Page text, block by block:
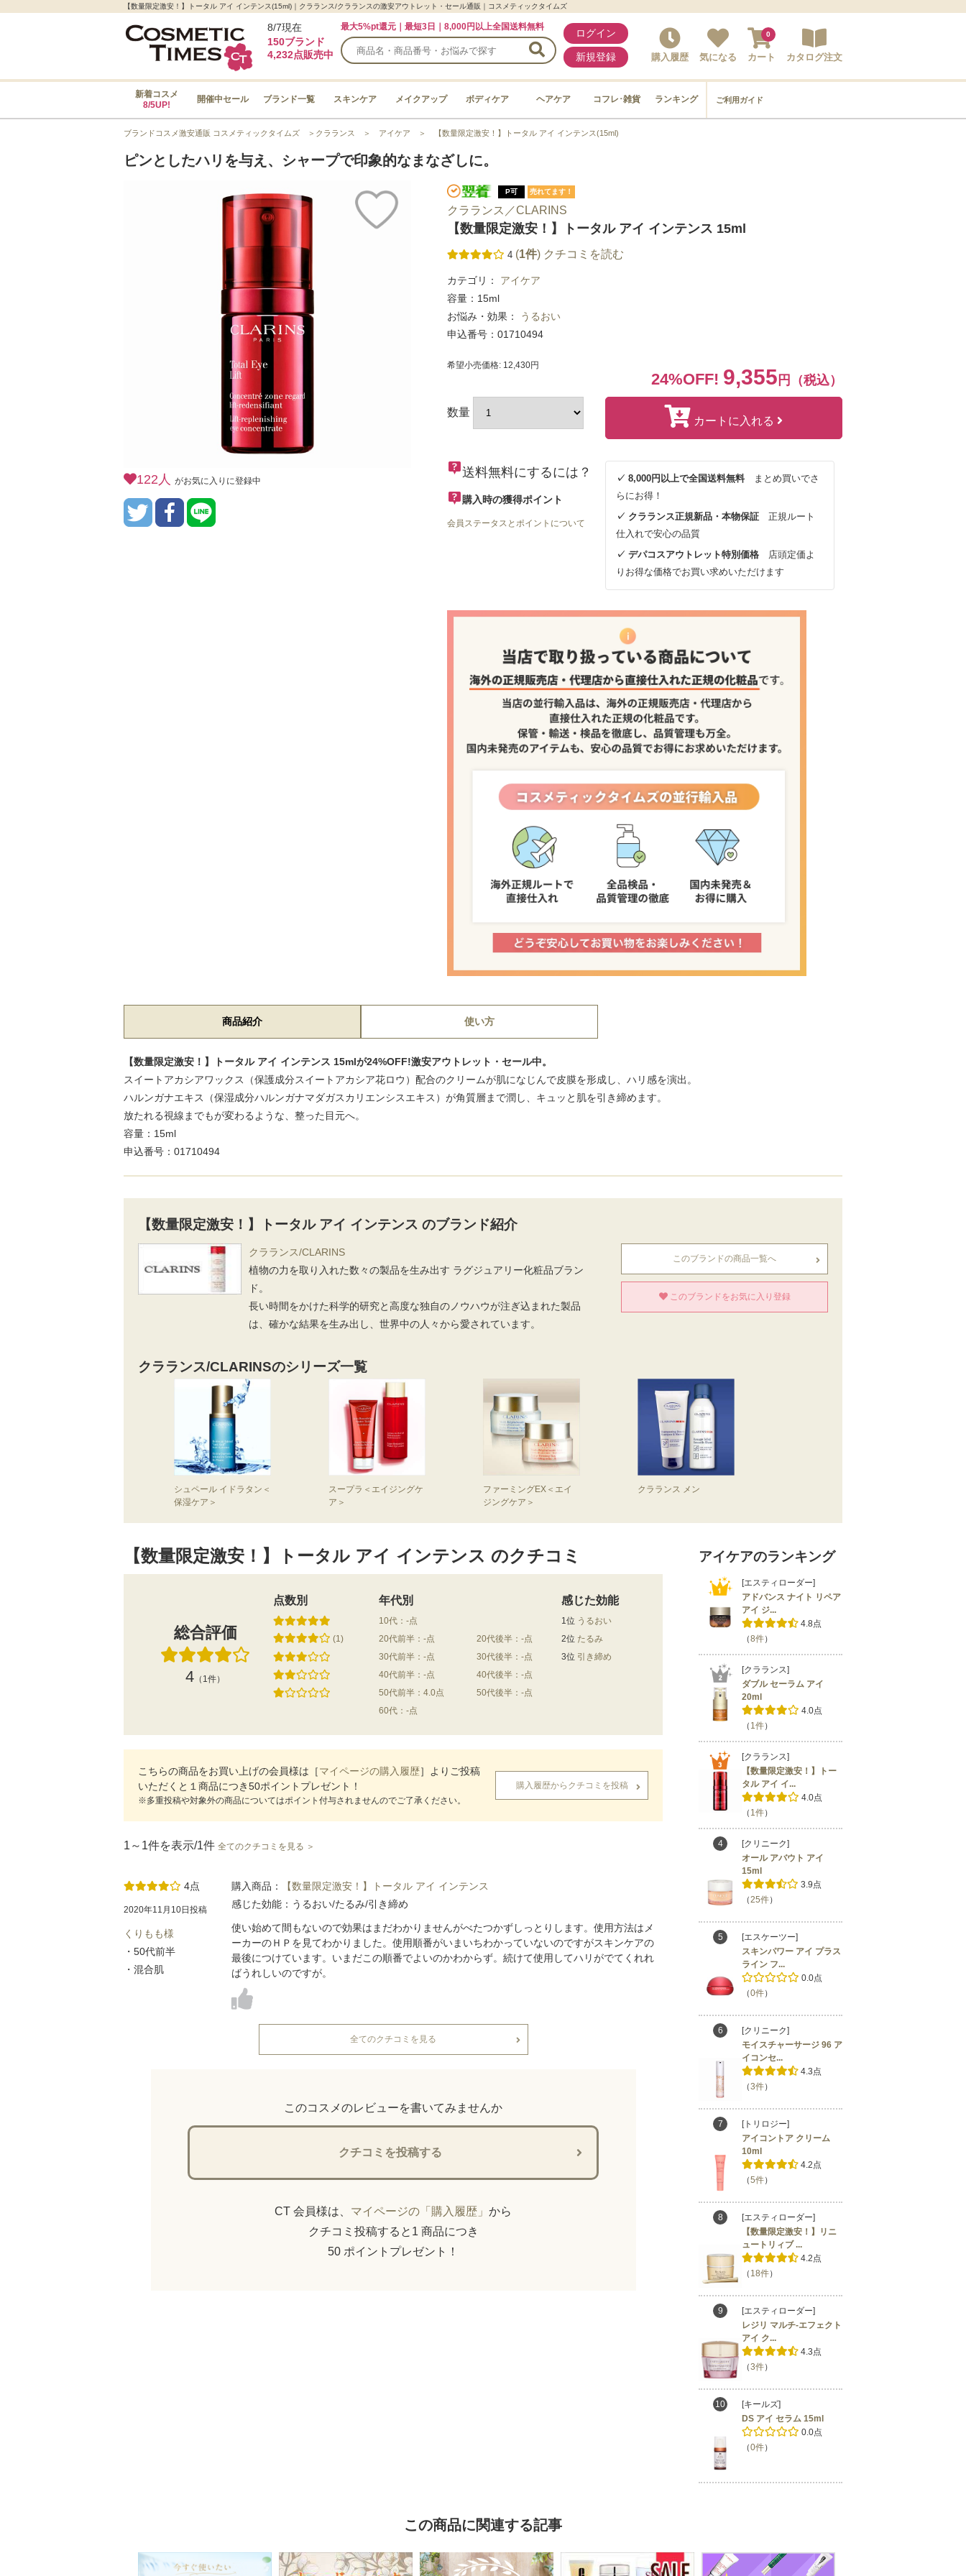
【数量限定激安！】トータル アイ インテンス(15ml)｜クラランス/クラランスの激安アウトレット・セール通販｜コスメティックタイムズ
8/7現在
150ブランド
4,232点販売中
最大5%pt還元｜最短3日｜8,000円以上全国送料無料
ログイン
新規登録 購入履歴 気になる カート
0
カタログ注文
新着コスメ
8/5UP!
開催中セール ブランド一覧 スキンケア メイクアップ ボディケア ヘアケア コフレ･雑貨 ランキング ご利用ガイド
ブランドコスメ激安通販 コスメティックタイムズ ＞ クラランス ＞ アイケア ＞ 【数量限定激安！】トータル アイ インテンス(15ml)
ピンとしたハリを与え、シャープで印象的なまなざしに。
122人 がお気に入りに登録中
P可 売れてます！
クラランス／CLARINS
【数量限定激安！】トータル アイ インテンス 15ml
4 (1件) クチコミを読む
カテゴリ：
アイケア
容量：15ml
お悩み・効果：
うるおい
申込番号：01710494
希望小売価格: 12,430円
24%OFF! 9,355 円（税込）
カートに入れる
数量
送料無料にするには？
購入時の獲得ポイント
会員ステータスとポイントについて
✓ 8,000円以上で全国送料無料まとめ買いでさ
らにお得！
✓ クラランス正規新品・本物保証 正規ルート
仕入れで安心の品質
✓ デパコスアウトレット特別価格 店頭定価よ
りお得な価格でお買い求めいただけます
商品紹介 使い方
【数量限定激安！】トータル アイ インテンス 15mlが24%OFF!激安アウトレット・セール中。
スイートアカシアワックス（保護成分スイートアカシア花ロウ）配合のクリームが肌になじんで皮膜を形成し、ハリ感を演出。
ハルンガナエキス（保湿成分ハルンガナマダガスカリエンシスエキス）が角質層まで潤し、キュッと肌を引き締めます。
放たれる視線までもが変わるような、整った目元へ。
容量：15ml
申込番号：01710494
【数量限定激安！】トータル アイ インテンス のブランド紹介
クラランス/CLARINS
植物の力を取り入れた数々の製品を生み出す ラグジュアリー化粧品ブラン
ド。
長い時間をかけた科学的研究と高度な独自のノウハウが注ぎ込まれた製品
は、確かな結果を生み出し、世界中の人々から愛されています。
このブランドの商品一覧へ
このブランドをお気に入り登録
クラランス/CLARINSのシリーズ一覧
シュペール イドラタン＜
保湿ケア＞
スープラ＜エイジングケ
ア＞
ファーミングEX＜エイ
ジングケア＞
クラランス メン
【数量限定激安！】トータル アイ インテンス のクチコミ
総合評価
4 （1件）
点数別 年代別 感じた効能
10代：-点 1位 うるおい
(1)
20代前半：-点 20代後半：-点 2位 たるみ
30代前半：-点
30代後半：-点 3位 引き締め
40代前半：-点
40代後半：-点
50代前半：4.0点
50代後半：-点
60代：-点
こちらの商品をお買い上げの会員様は［マイページの購入履歴］よりご投稿
いただくと１商品につき50ポイントプレゼント！
※多重投稿や対象外の商品についてはポイント付与されませんのでご了承ください。
購入履歴からクチコミを投稿
1～1件を表示/1件 全てのクチコミを見る ＞
4点
2020年11月10日投稿
くりもも様
・50代前半
・混合肌
購入商品：
【数量限定激安！】トータル アイ インテンス
感じた効能：うるおい/たるみ/引き締め
使い始めて間もないので効果はまだわかりませんがべたつかずしっとりします。使用方法はメ
ーカーのＨＰを見てわかりました。使用順番がいまいちわかっていないのですがスキンケアの
最後につけています。いまだこの順番でよいのかわからず。続けて使用してハリがでてくれれ
ばうれしいのですが。
全てのクチコミを見る
このコスメのレビューを書いてみませんか
クチコミを投稿する
CT 会員様は、 マイページの「購入履歴」 から
クチコミ投稿すると1 商品につき
50 ポイントプレゼント！
アイケアのランキング
[エスティローダー]
アドバンス ナイト リペア
アイ ジ...
4.8点
（8件）
[クラランス]
ダブル セーラム アイ
20ml
4.0点
（ 1件）
[クラランス]
【数量限定激安！】トー
タル アイ イ...
4.0点
（ 1件）
4
[クリニーク]
オール アバウト アイ
15ml
3.9点
（25件）
5
[エスケーツー]
スキンパワー アイ プラス
ライン フ...
0.0点
（0件）
6
[クリニーク]
モイスチャーサージ 96 ア
イコンセ...
4.3点
（3件）
7
[トリロジー]
アイコントア クリーム
10ml
4.2点
（5件）
8
[エスティローダー]
【数量限定激安！】リニ
ュートリィブ ...
4.2点
（ 18件）
9
[エスティローダー]
レジリ マルチ-エフェクト
アイ ク...
4.3点
（3件）
10
[キールズ]
DS アイ セラム 15ml
0.0点
（0件）
この商品に関連する記事